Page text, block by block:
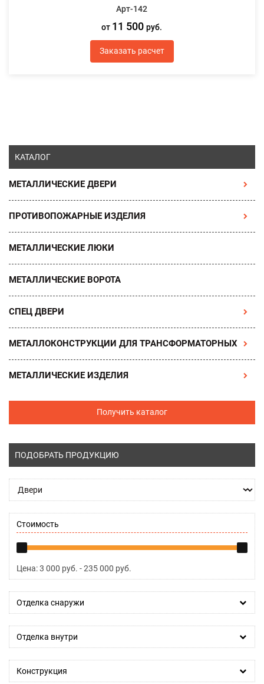
Арт-142
от 11 500руб.
Заказать расчет
КАТАЛОГ
МЕТАЛЛИЧЕСКИЕ ДВЕРИ
ПРОТИВОПОЖАРНЫЕ ИЗДЕЛИЯ
МЕТАЛЛИЧЕСКИЕ ЛЮКИ
МЕТАЛЛИЧЕСКИЕ ВОРОТА
СПЕЦ ДВЕРИ
МЕТАЛЛОКОНСТРУКЦИИ ДЛЯ ТРАНСФОРМАТОРНЫХ
МЕТАЛЛИЧЕСКИЕ ИЗДЕЛИЯ
Получить каталог
ПОДОБРАТЬ ПРОДУКЦИЮ
Стоимость
Цена:3 000 руб. -235 000 руб.
Отделка снаружи
Отделка внутри
Конструкция